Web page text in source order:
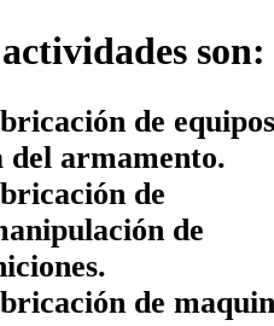
son:
de equipos
armamento.
de
de
.
de